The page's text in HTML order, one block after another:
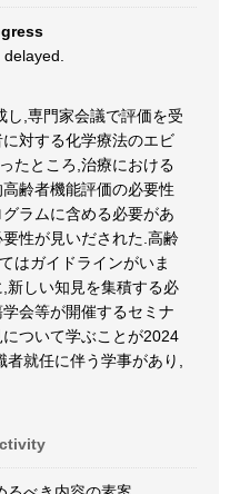
し,専門家会議で評価を受
対する化学療法のエビ
たところ,治療における
齢者機能評価の必要性
ラムに含める必要があ
性が見いだされた.高齢
はガイドラインがいま
新しい知見を集積する必
会等が開催するセミナ
ついて学ぶことが2024
就任に伴う学事があり,